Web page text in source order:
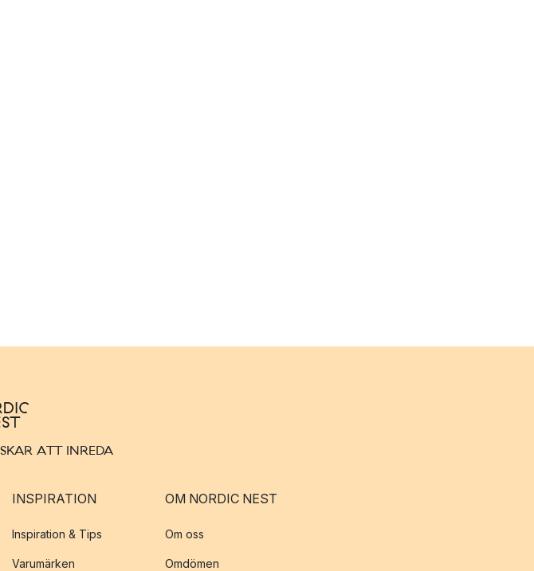
ATT INREDA
INSPIRATION
Inspiration & Tips
Varumärken
OM NORDIC NEST
Om oss
Omdömen